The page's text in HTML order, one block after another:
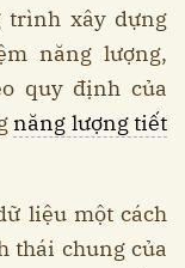
trình xây dựng
năng lượng,
quy định của
năng lượng tiết
liệu một cách
thái chung của